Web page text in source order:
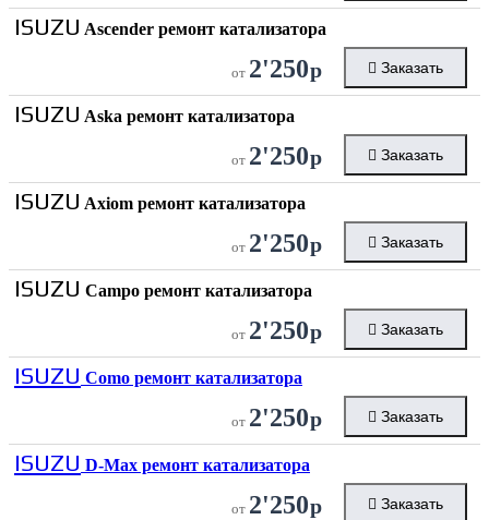
ISUZU Ascender ремонт катализатора
от 2'250р Заказать
ISUZU Aska ремонт катализатора
от 2'250р Заказать
ISUZU Axiom ремонт катализатора
от 2'250р Заказать
ISUZU Campo ремонт катализатора
от 2'250р Заказать
ISUZU Como ремонт катализатора
от 2'250р Заказать
ISUZU D-Max ремонт катализатора
от 2'250р Заказать